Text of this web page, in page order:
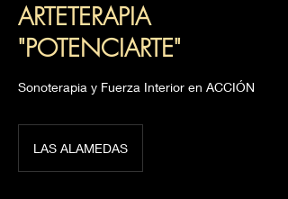
ARTETERAPIA
"POTENCIARTE"
Sonoterapia y Fuerza Interior en ACCIÓN
LAS ALAMEDAS